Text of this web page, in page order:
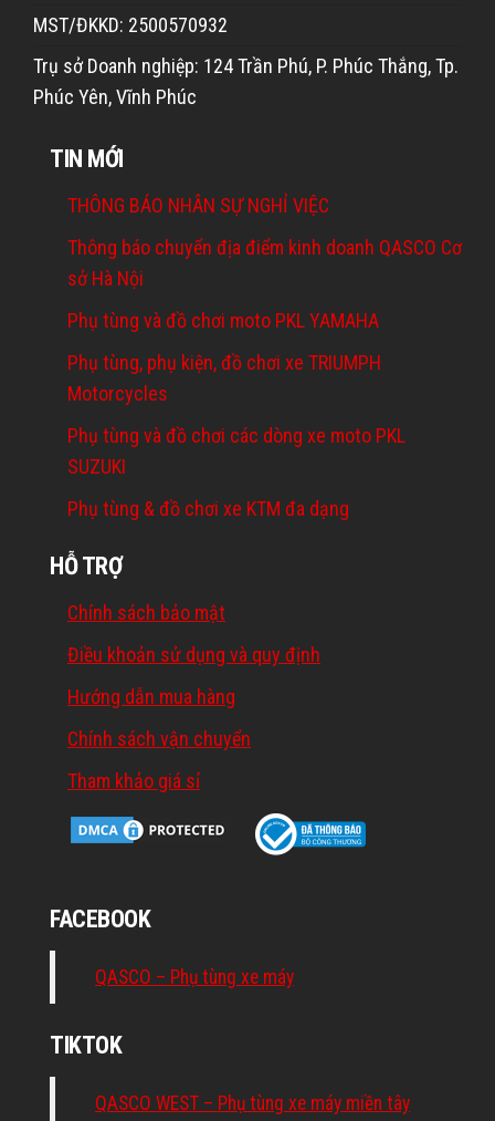
MST/ĐKKD: 2500570932
Trụ sở Doanh nghiệp: 124 Trần Phú, P. Phúc Thắng, Tp.
Phúc Yên, Vĩnh Phúc
TIN MỚI
THÔNG BÁO NHÂN SỰ NGHỈ VIỆC
Thông báo chuyển địa điểm kinh doanh QASCO Cơ
sở Hà Nội
Phụ tùng và đồ chơi moto PKL YAMAHA
Phụ tùng, phụ kiện, đồ chơi xe TRIUMPH
Motorcycles
Phụ tùng và đồ chơi các dòng xe moto PKL
SUZUKI
Phụ tùng & đồ chơi xe KTM đa dạng
HỖ TRỢ
Chính sách bảo mật
Điều khoản sử dụng và quy định
Hướng dẫn mua hàng
Chính sách vận chuyển
Tham khảo giá sỉ
FACEBOOK
QASCO – Phụ tùng xe máy
TIKTOK
QASCO WEST – Phụ tùng xe máy miền tây